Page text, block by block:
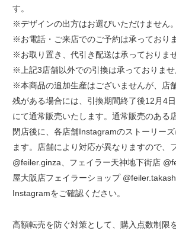
す。
※デザインの出方はお選びいただけません。
※お電話・ご来店でのご予約は承っておりま
※お取り置き、代引き配送は承っておりませ
※上記3店舗以外での引換は承っておりませ
※本商品の追加生産はございませんが、店
残がある場合には、引換期間終了後12月4
にて通常販売いたします。通常販売のある
閉店後に、各店舗Instagramのストーリー
ます。店舗により対応が異なりますので、
@feiler.ginza、フェイラー天神地下街店
屋大阪店フェイラーショップ
Instagramをご確認ください。
高額転売を防ぐ対策として、購入点数制限